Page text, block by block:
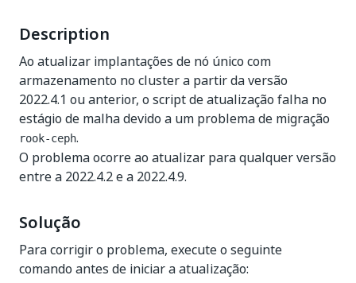
Description
Ao atualizar implantações de nó único com
armazenamento no cluster a partir da versão
2022.4.1 ou anterior, o script de atualização falha no
estágio de malha devido a um problema de migração
rook-ceph.
O problema ocorre ao atualizar para qualquer versão
entre a 2022.4.2 e a 2022.4.9.
Solução
Para corrigir o problema, execute o seguinte
comando antes de iniciar a atualização: